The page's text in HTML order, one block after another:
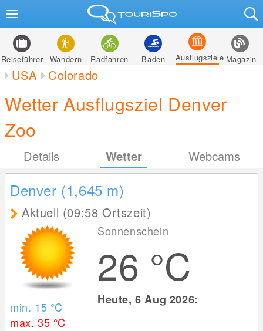
Reiseführer Wandern Radfahren Baden Ausflugsziele Magazin
USA Colorado
Wetter Ausflugsziel Denver
Zoo
Details Wetter Webcams
Denver (1,645 m)
Aktuell (09:58 Ortszeit)
min. 15 °C
max. 35 °C
Sonnenschein
26 °C
Heute, 6 Aug 2026: